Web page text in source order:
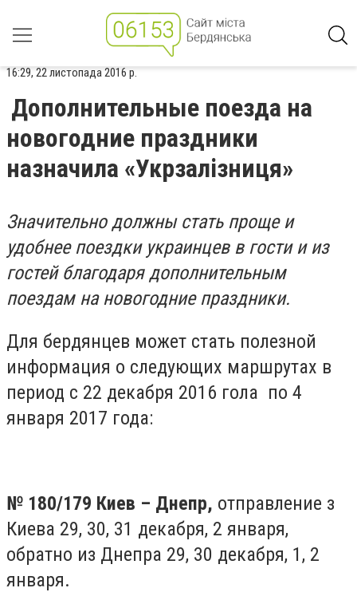
16:29, 22 листопада 2016 р.
Дополнительные поезда на
новогодние праздники
назначила «Укрзалізниця»
Значительно должны стать проще и
удобнее поездки украинцев в гости и из
гостей благодаря дополнительным
поездам на новогодние праздники.
Для бердянцев может стать полезной
информация о следующих маршрутах в
период с 22 декабря 2016 гола по 4
января 2017 года:
№ 180/179 Киев – Днепр, отправление з
Киева 29, 30, 31 декабря, 2 января,
обратно из Днепра 29, 30 декабря, 1, 2
января.